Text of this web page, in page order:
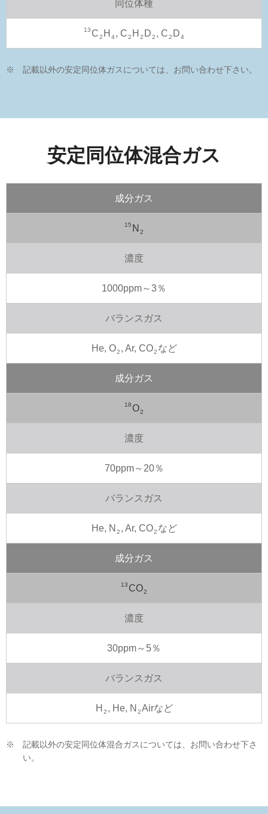
同位体種
13C2 H 4, C2 H 2 D2 , C2 D4
※ 記載以外の安定同位体ガスについては、お問い合わせ下さい。
安定同位体混合ガス
成分ガス
15 N 2
濃度
1000ppm～3％
バランスガス
He, O2 , Ar, CO2 など
成分ガス
18O2
濃度
70ppm～20％
バランスガス
He, N 2 , Ar, CO2 など
成分ガス
13 CO2
濃度
30ppm～5％
バランスガス
H 2 , He, N 2Airなど
※
記載以外の安定同位体混合ガスについては、お問い合わせ下さ
い。